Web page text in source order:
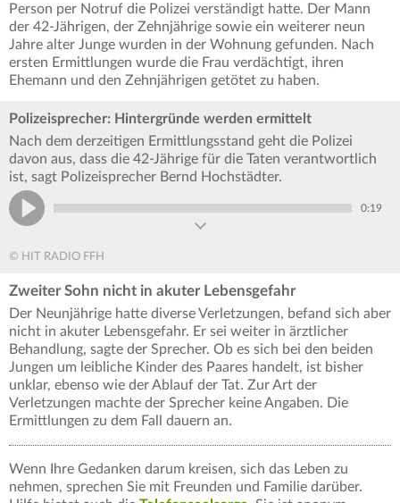
Person per Notruf die Polizei verständigt hatte. Der Mann
der 42-Jährigen, der Zehnjährige sowie ein weiterer neun
Jahre alter Junge wurden in der Wohnung gefunden. Nach
ersten Ermittlungen wurde die Frau verdächtigt, ihren
Ehemann und den Zehnjährigen getötet zu haben.
Polizeisprecher: Hintergründe werden ermittelt
Nach dem derzeitigen Ermittlungsstand geht die Polizei
davon aus, dass die 42-Jährige für die Taten verantwortlich
ist, sagt Polizeisprecher Bernd Hochstädter.
0:19
© HIT RADIO FFH
Zweiter Sohn nicht in akuter Lebensgefahr
Der Neunjährige hatte diverse Verletzungen, befand sich aber
nicht in akuter Lebensgefahr. Er sei weiter in ärztlicher
Behandlung, sagte der Sprecher. Ob es sich bei den beiden
Jungen um leibliche Kinder des Paares handelt, ist bisher
unklar, ebenso wie der Ablauf der Tat. Zur Art der
Verletzungen machte der Sprecher keine Angaben. Die
Ermittlungen zu dem Fall dauern an.
Wenn Ihre Gedanken darum kreisen, sich das Leben zu
nehmen, sprechen Sie mit Freunden und Familie darüber.